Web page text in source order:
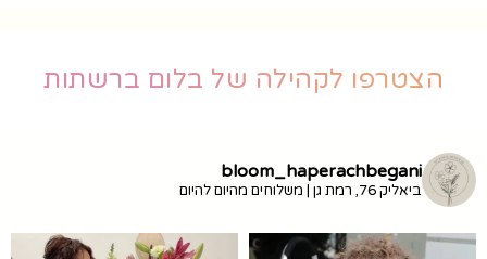
הצטרפו לקהילה של בלום ברשתות
bloom_haperachbegani
ביאליק 76, רמת גן | משלוחים מהיום להיום
ב-10% הנחה עם הקוד